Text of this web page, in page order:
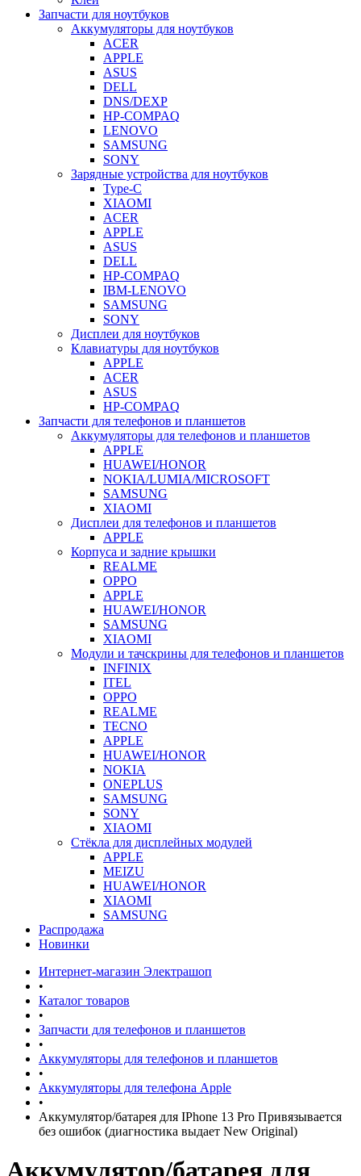
Запчасти для ноутбуков
Аккумуляторы для ноутбуков
ACER
APPLE
ASUS
DELL
DNS/DEXP
HP-COMPAQ
LENOVO
SAMSUNG
SONY
Зарядные устройства для ноутбуков
Type-C
XIAOMI
ACER
APPLE
ASUS
DELL
HP-COMPAQ
IBM-LENOVO
SAMSUNG
SONY
Дисплеи для ноутбуков
Клавиатуры для ноутбуков
APPLE
ACER
ASUS
HP-COMPAQ
Запчасти для телефонов и планшетов
Аккумуляторы для телефонов и планшетов
APPLE
HUAWEI/HONOR
NOKIA/LUMIA/MICROSOFT
SAMSUNG
XIAOMI
Дисплеи для телефонов и планшетов
APPLE
Корпуса и задние крышки
REALME
OPPO
APPLE
HUAWEI/HONOR
SAMSUNG
XIAOMI
Модули и тачскрины для телефонов и планшетов
INFINIX
ITEL
OPPO
REALME
TECNO
APPLE
HUAWEI/HONOR
NOKIA
ONEPLUS
SAMSUNG
SONY
XIAOMI
Стёкла для дисплейных модулей
APPLE
MEIZU
HUAWEI/HONOR
XIAOMI
SAMSUNG
Распродажа
Новинки
Интернет-магазин Электрашоп
•
Каталог товаров
•
Запчасти для телефонов и планшетов
•
Аккумуляторы для телефонов и планшетов
•
Аккумуляторы для телефона Apple
•
Аккумулятор/батарея для IPhone 13 Pro Привязывается
без ошибок (диагностика выдает New Original)